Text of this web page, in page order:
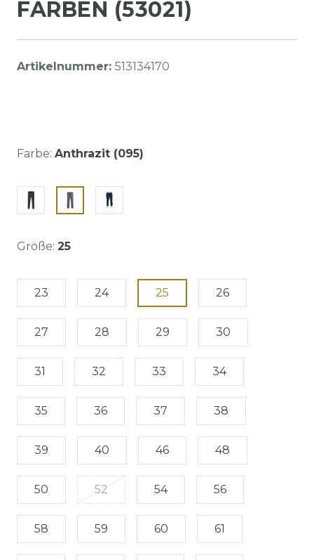
FARBEN (53021)
Artikelnummer: 513134170
Farbe: Anthrazit (095)
Größe: 25
23 24 25 26
27 28 29 30
31 32 33 34
35 36 37 38
39 40 46 48
50 52 54 56
58 59 60 61